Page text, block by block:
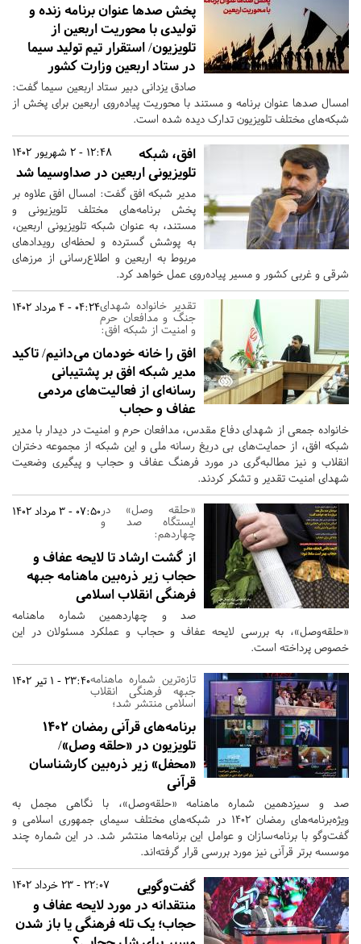
پخش صدها عنوان برنامه زنده و
تولیدی با محوریت اربعین از
تلویزیون/ استقرار تیم تولید سیما
در ستاد اربعین وزارت کشور
صادق یزدانی دبیر ستاد اربعین سیما گفت:
امسال صدها عنوان برنامه‌ و مستند با محوریت پیاده‌روی اربعین برای پخش از
شبکه‌های مختلف تلویزیون تدارک دیده شده است.
12:48 - 2 شهریور 1402
افق، شبکه
تلویزیونی اربعین در صداوسیما شد
مدیر شبکه افق گفت: امسال افق علاوه بر
پخش برنامه‌های مختلف تلویزیونی و
مستند، به عنوان شبکه تلویزیونی اربعین،
به پوشش گسترده و لحظه‌ای رویدادهای
مربوط به اربعین و اطلاع‌رسانی از مرزهای
شرقی و غربی کشور و مسیر پیاده‌روی عمل خواهد کرد.
04:24 - 4 مرداد 1402تقدیر خانواده شهدای
جنگ و مدافعان حرم
و امنیت از شبکه افق:
افق را خانه خودمان می‌دانیم/ تاکید
مدیر شبکه افق بر پشتیبانی
رسانه‌ای از فعالیت‌های مردمی
عفاف و حجاب
خانواده جمعی از شهدای دفاع مقدس، مدافعان حرم و امنیت در دیدار با مدیر
شبکه افق، از حمایت‌های بی دریغ رسانه ملی و این شبکه از مجموعه دختران
انقلاب و نیز مطالبه‌گری در مورد فرهنگ عفاف و حجاب و پیگیری وضعیت
شهدای امنیت تقدیر و تشکر کردند.
07:50 - 3 مرداد 1402 «حلقه وصل» در
ایستگاه صد و
چهاردهم:
از گشت ارشاد تا لایحه عفاف و
حجاب زیر ذره‌بین ماهنامه جبهه
فرهنگی انقلاب اسلامی
صد و چهاردهمین شماره ماهنامه
«حلقه‌وصل»، به بررسی لایحه عفاف و حجاب و عملکرد مسئولان در این
خصوص پرداخته است.
23:40 - 1 تیر 1402تازه‌ترین شماره ماهنامه
جبهه فرهنگی انقلاب
اسلامی منتشر شد؛
برنامه‌های قرآنی رمضان 1402
تلویزیون در «حلقه وصل»/
«محفل» زیر ذره‌بین کارشناسان
قرآنی
صد و سیزدهمین شماره ماهنامه «حلقه‌وصل»، با نگاهی مجمل به
ویژه‌برنامه‌های رمضان 1402 در شبکه‌های مختلف سیمای جمهوری اسلامی و
گفت‌وگو با برنامه‌سازان و عوامل این برنامه‌ها منتشر شد. در این شماره چند
موسسه برتر قرآنی نیز مورد بررسی قرار گرفته‌اند.
22:07 - 23 خرداد 1402
گفت‌وگویی
منتقدانه در مورد لایحه عفاف و
حجاب؛ یک تله فرهنگی یا باز شدن